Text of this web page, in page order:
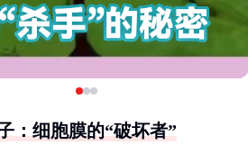
：细胞膜的“破坏者”